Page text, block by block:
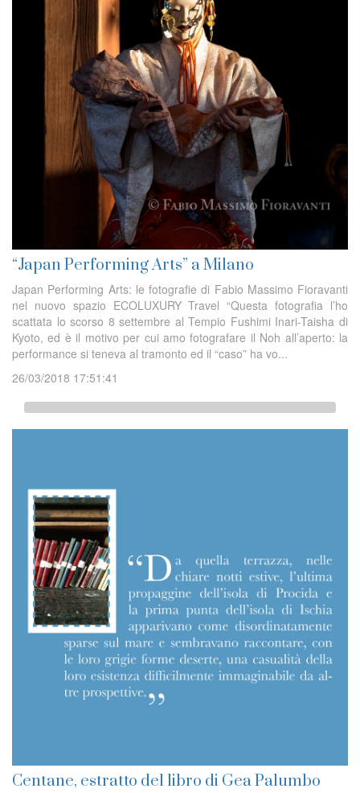
“Japan Performing Arts” a Milano
Japan Performing Arts: le fotografie di Fabio Massimo Fioravanti
nel nuovo spazio ECOLUXURY Travel “Questa fotografia l’ho
scattata lo scorso 8 settembre al Tempio Fushimi Inari-Taisha di
Kyoto, ed è il motivo per cui amo fotografare il Noh all’aperto: la
performance si teneva al tramonto ed il “caso” ha vo...
26/03/2018 17:51:41
Centane, estratto del libro di Gea Palumbo